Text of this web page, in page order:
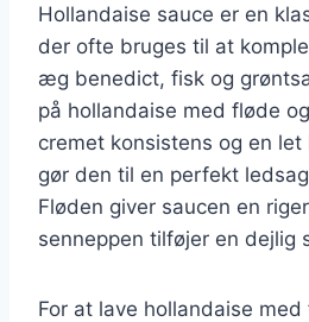
Hollandaise sauce er en
der ofte bruges til at
æg benedict, fisk og
på hollandaise med fløde
cremet konsistens og en
gør den til en perfekt
Fløden giver saucen en
senneppen tilføjer en dejlig
For at lave hollandaise